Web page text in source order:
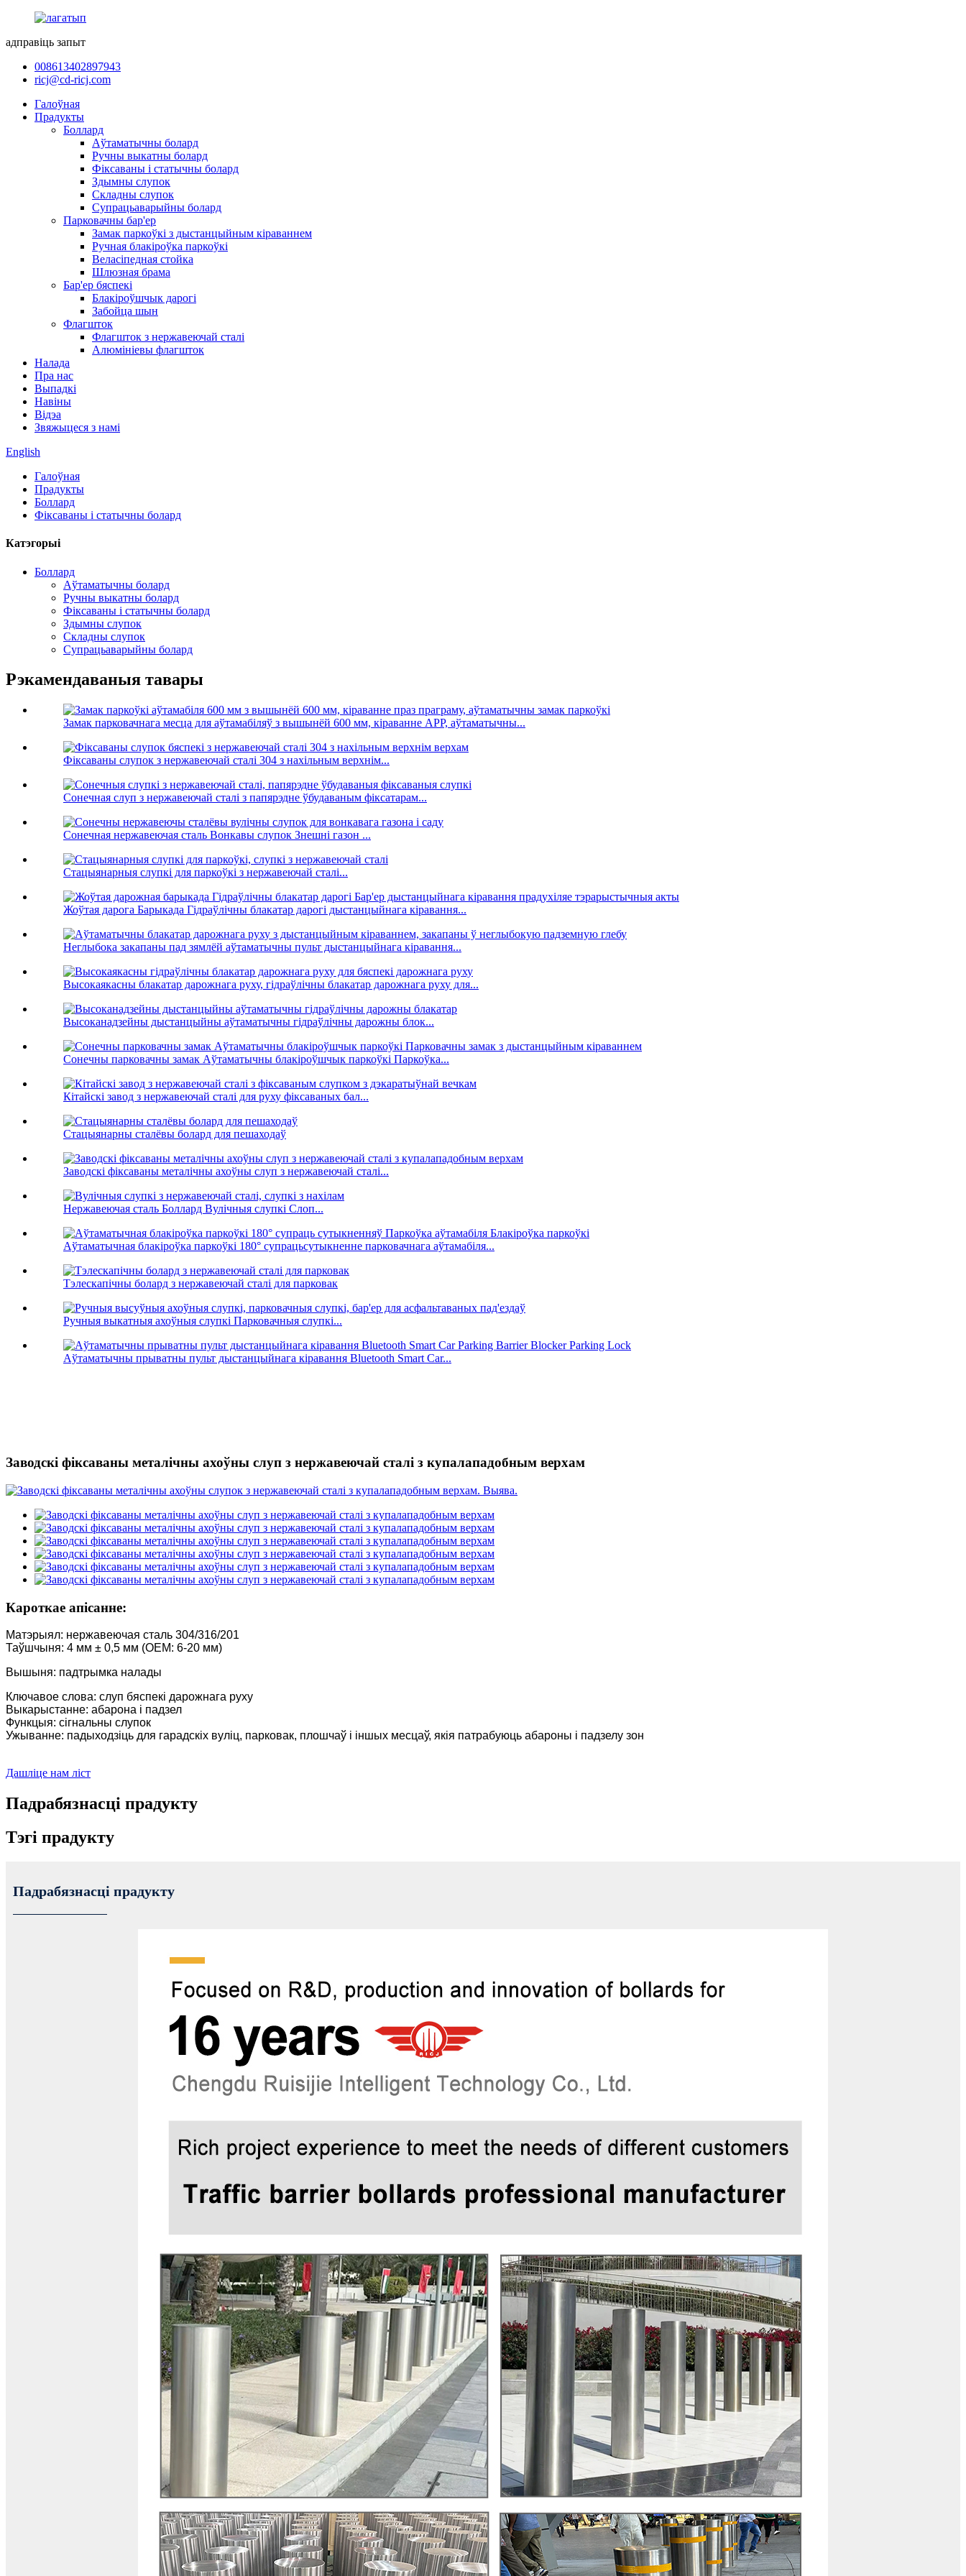
адправіць запыт
008613402897943
ricj@cd-ricj.com
Галоўная
Прадукты
Боллард
Аўтаматычны болард
Ручны выкатны болард
Фіксаваны і статычны болард
Здымны слупок
Складны слупок
Супрацьаварыйны болард
Парковачны бар'ер
Замак паркоўкі з дыстанцыйным кіраваннем
Ручная блакіроўка паркоўкі
Веласіпедная стойка
Шлюзная брама
Бар'ер бяспекі
Блакіроўшчык дарогі
Забойца шын
Флагшток
Флагшток з нержавеючай сталі
Алюмініевы флагшток
Налада
Пра нас
Выпадкі
Навіны
Відэа
Звяжыцеся з намі
English
Галоўная
Прадукты
Боллард
Фіксаваны і статычны болард
Катэгорыі
Боллард
Аўтаматычны болард
Ручны выкатны болард
Фіксаваны і статычны болард
Здымны слупок
Складны слупок
Супрацьаварыйны болард
Рэкамендаваныя тавары
Замак парковачнага месца для аўтамабіляў з вышынёй 600 мм, кіраванне APP, аўтаматычны...
Фіксаваны слупок з нержавеючай сталі 304 з нахільным верхнім...
Сонечная слуп з нержавеючай сталі з папярэдне ўбудаваным фіксатарам...
Сонечная нержавеючая сталь Вонкавы слупок Знешні газон ...
Стацыянарныя слупкі для паркоўкі з нержавеючай сталі...
Жоўтая дарога Барыкада Гідраўлічны блакатар дарогі дыстанцыйнага кіравання...
Неглыбока закапаны пад зямлёй аўтаматычны пульт дыстанцыйнага кіравання...
Высокаякасны блакатар дарожнага руху, гідраўлічны блакатар дарожнага руху для...
Высоканадзейны дыстанцыйны аўтаматычны гідраўлічны дарожны блок...
Сонечны парковачны замак Аўтаматычны блакіроўшчык паркоўкі Паркоўка...
Кітайскі завод з нержавеючай сталі для руху фіксаваных бал...
Стацыянарны сталёвы болард для пешаходаў
Заводскі фіксаваны металічны ахоўны слуп з нержавеючай сталі...
Нержавеючая сталь Боллард Вулічныя слупкі Слоп...
Аўтаматычная блакіроўка паркоўкі 180° супрацьсутыкненне парковачнага аўтамабіля...
Тэлескапічны болард з нержавеючай сталі для парковак
Ручныя выкатныя ахоўныя слупкі Парковачныя слупкі...
Аўтаматычны прыватны пульт дыстанцыйнага кіравання Bluetooth Smart Car...
Заводскі фіксаваны металічны ахоўны слуп з нержавеючай сталі з купалападобным верхам
Кароткае апісанне:
Матэрыял: нержавеючая сталь 304/316/201
Таўшчыня: 4 мм ± 0,5 мм (OEM: 6-20 мм)
Вышыня: падтрымка налады
Ключавое слова: слуп бяспекі дарожнага руху
Выкарыстанне: абарона і падзел
Функцыя: сігнальны слупок
Ужыванне: падыходзіць для гарадскіх вуліц, парковак, плошчаў і іншых месцаў, якія патрабуюць абароны і падзелу зон
Дашліце нам ліст
Падрабязнасці прадукту
Тэгі прадукту
Падрабязнасці прадукту